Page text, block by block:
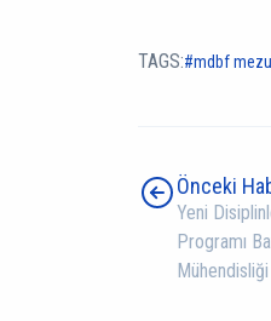
TAGS: mdbf
Önceki
Yeni
Programı